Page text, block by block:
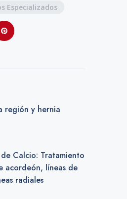
Especializados
región y hernia
Calcio: Tratamiento
acordeón, líneas de
radiales